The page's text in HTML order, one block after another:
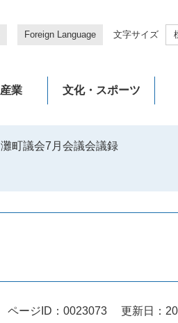
Foreign Language 文字サイズ
業 文化・スポーツ
町議会7月会議会議録
ページID：0023073 更新日：